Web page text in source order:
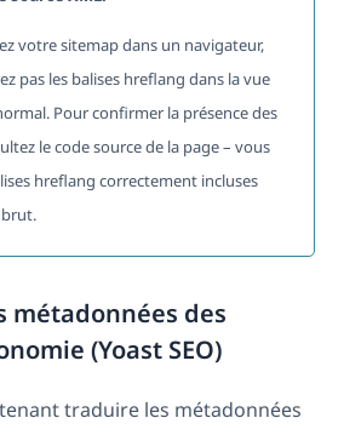
votre sitemap dans un navigateur,
pas les balises hreflang dans la vue
Pour confirmer la présence des
le code source de la page – vous
hreflang correctement incluses
brut.
métadonnées des
(Yoast SEO)
traduire les métadonnées